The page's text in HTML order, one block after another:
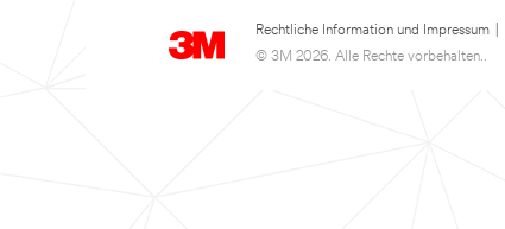
Rechtliche Information und Impressum
© 3M 2026. Alle Rechte vorbehalten..